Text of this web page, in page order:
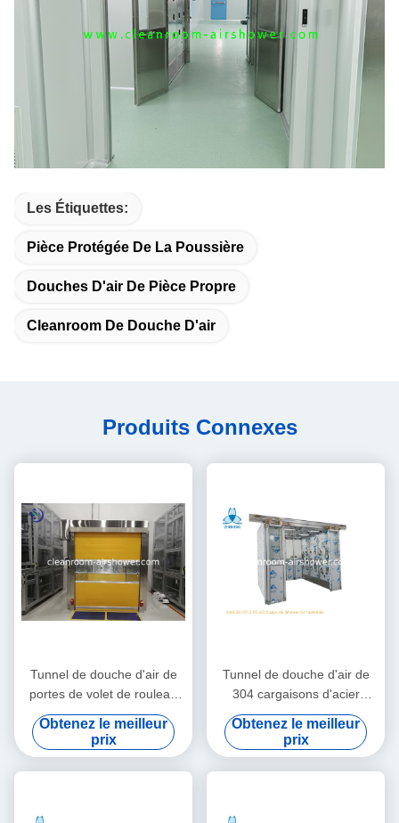
Les Étiquettes:
Pièce Protégée De La Poussière
Douches D'air De Pièce Propre
Cleanroom De Douche D'air
Produits Connexes
Tunnel de douche d'air de
portes de volet de rouleau
pour l'usine de Foxconn
Obtenez le meilleur
prix
Tunnel de douche d'air de
304 cargaisons d'acier
inoxydable avec 4 portes
coulissantes automatiques
de feuille
Obtenez le meilleur
prix